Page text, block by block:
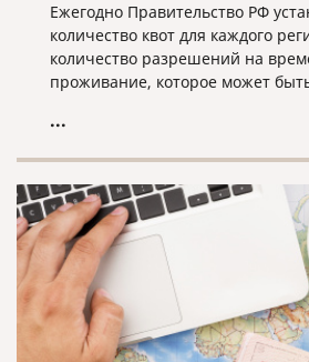
Ежегодно Правительство РФ
количество квот для каждого
количество разрешений на
проживание, которое может
получения такого разрешения.
...